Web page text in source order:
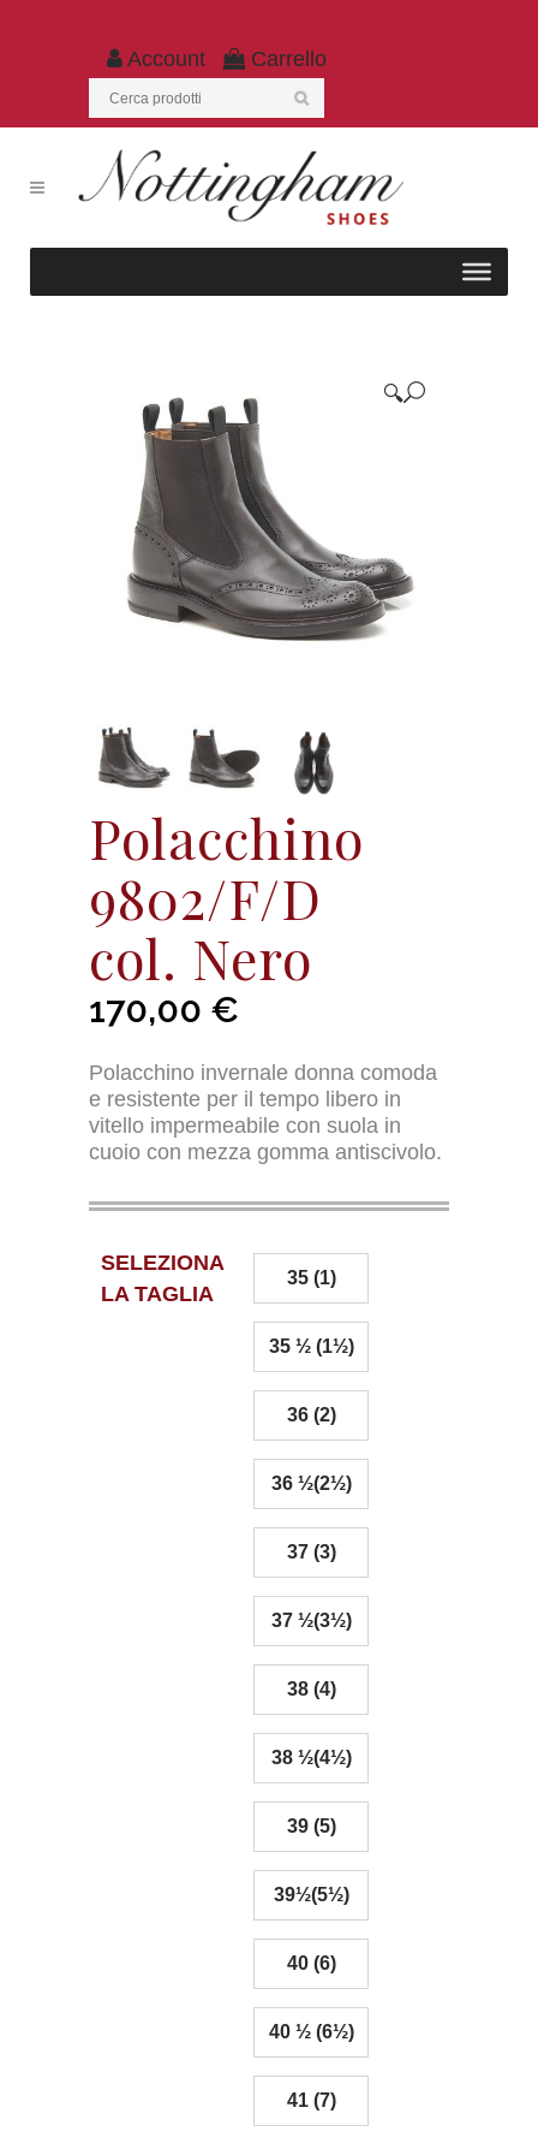
Account Carrello
🔍
Polacchino
9802/F/D
col. Nero
170,00 €
Polacchino invernale donna comoda
e resistente per il tempo libero in
vitello impermeabile con suola in
cuoio con mezza gomma antiscivolo.
SELEZIONA
LA TAGLIA
35 (1)
35 ½ (1½)
36 (2)
36 ½(2½)
37 (3)
37 ½(3½)
38 (4)
38 ½(4½)
39 (5)
39½(5½)
40 (6)
40 ½ (6½)
41 (7)